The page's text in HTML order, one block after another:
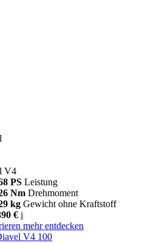
V4
PS Leistung
Nm Drehmoment
kg Gewicht ohne Kraftstoff
€ i
mehr entdecken
V4 100